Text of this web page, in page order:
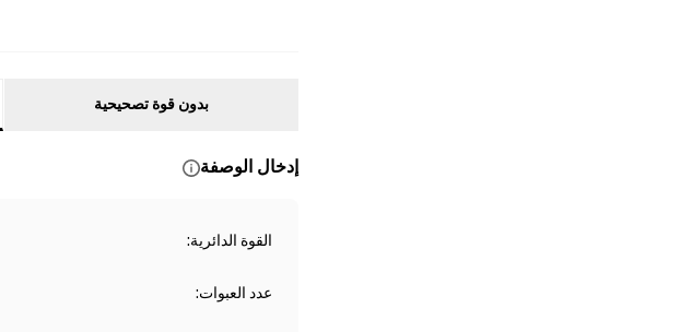
بدون قوة تصحيحية
إدخال الوصفة
القوة الدائرية:
عدد العبوات: